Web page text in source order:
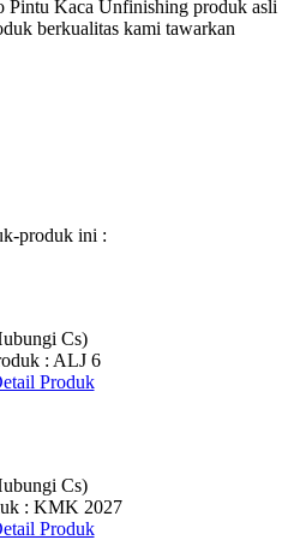
Pintu Kaca Unfinishing produk asli
berkualitas kami tawarkan
produk ini :
Cs)
: ALJ 6
Produk
Cs)
: KMK 2027
Produk